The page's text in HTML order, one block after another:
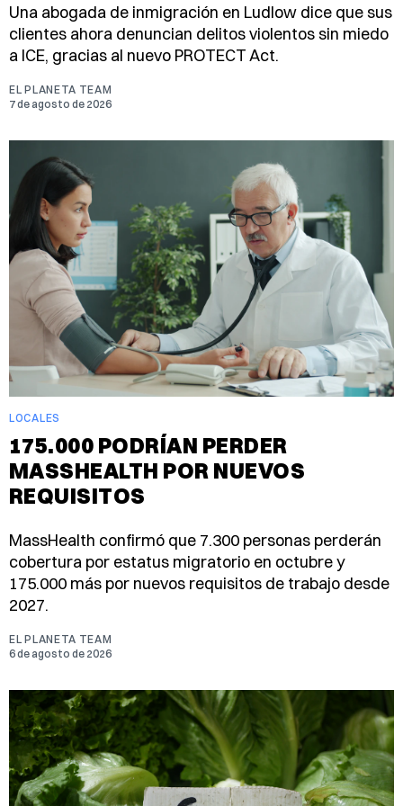
Una abogada de inmigración en Ludlow dice que sus
clientes ahora denuncian delitos violentos sin miedo
a ICE, gracias al nuevo PROTECT Act.
EL PLANETA TEAM
7 de agosto de 2026
LOCALES
175.000 PODRÍAN PERDER
MASSHEALTH POR NUEVOS
REQUISITOS
MassHealth confirmó que 7.300 personas perderán
cobertura por estatus migratorio en octubre y
175.000 más por nuevos requisitos de trabajo desde
2027.
EL PLANETA TEAM
6 de agosto de 2026